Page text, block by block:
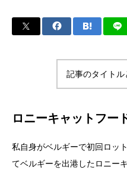
記事のタイト
ロニーキャットフー
私自身がベルギーで初回ロッ
てベルギーを出港したロニー